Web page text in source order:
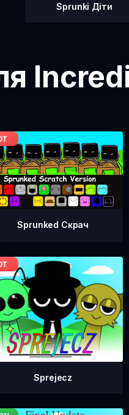
Sprunki Діти
Sprunked Скрач
Sprejecz